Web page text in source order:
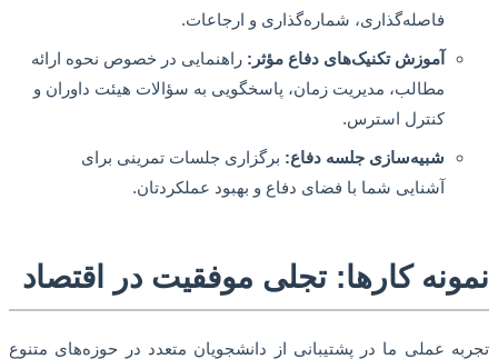
فاصله‌گذاری، شماره‌گذاری و ارجاعات.
آموزش تکنیک‌های دفاع مؤثر:راهنمایی در خصوص نحوه ارائه
مطالب، مدیریت زمان، پاسخگویی به سؤالات هیئت داوران و
کنترل استرس.
شبیه‌سازی جلسه دفاع:برگزاری جلسات تمرینی برای
آشنایی شما با فضای دفاع و بهبود عملکردتان.
کارها: تجلی موفقیت در اقتصاد
عملی ما در پشتیبانی از دانشجویان متعدد در حوزه‌های متنوع